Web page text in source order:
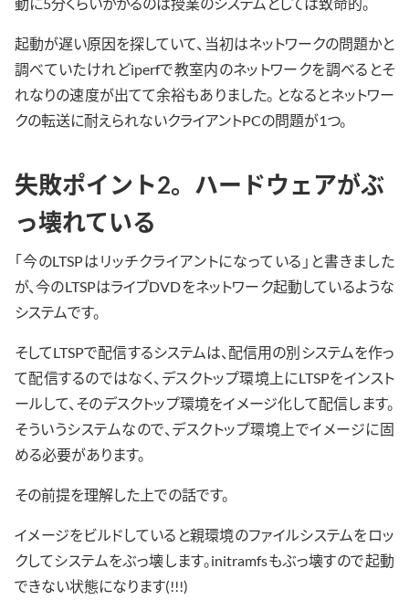
起動が遅い原因を探していて、当初はネットワークの問題かと
調べていたけれどiperfで教室内のネットワークを調べるとそ
れなりの速度が出てて余裕もありました。 となるとネットワー
クの転送に耐えられないクライアントPCの問題が1つ。
失敗ポイント2。ハードウェアがぶ
っ壊れている
「今のLTSPはリッチクライアントになっている」と書きました
が、今のLTSPはライブDVDをネットワーク起動しているような
システムです。
そしてLTSPで配信するシステムは、配信用の別システムを作っ
て配信するのではなく、デスクトップ環境上にLTSPをインスト
ールして、そのデスクトップ環境をイメージ化して配信します。
そういうシステムなので、デスクトップ環境上でイメージに固
める必要があります。
その前提を理解した上での話です。
イメージをビルドしていると親環境のファイルシステムをロッ
クしてシステムをぶっ壊します。initramfsもぶっ壊すので起動
できない状態になります(!!!)